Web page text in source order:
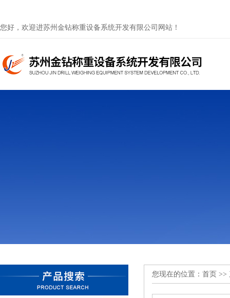
您好，欢迎进苏州金钻称重设备系统开发有限公司网站！
您现在的位置： 首页 >>